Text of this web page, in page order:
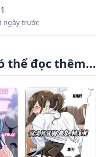
ngày trước
ngày trước
thể đọc thêm...